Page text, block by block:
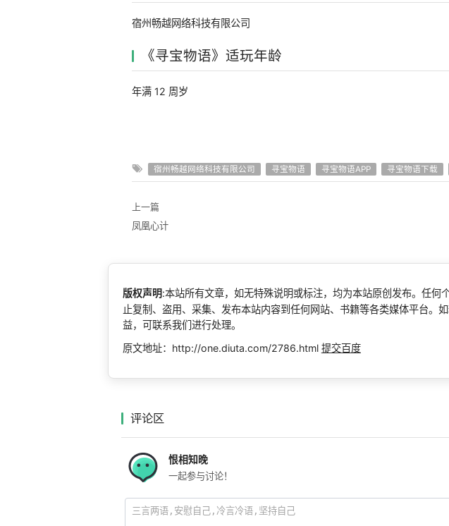
宿州畅越网络科技有限公司
《寻宝物语》适玩年龄
年满 12 周岁
宿州畅越网络科技有限公司 寻宝物语 寻宝物语APP 寻宝物语下载
上一篇
凤凰心计
版权声明:本站所有文章，如无特殊说明或标注，均为本站原创发布。任何
止复制、盗用、采集、发布本站内容到任何网站、书籍等各类媒体平台。
益，可联系我们进行处理。
原文地址：http://one.diuta.com/2786.html 提交百度
评论区
恨相知晚
一起参与讨论！